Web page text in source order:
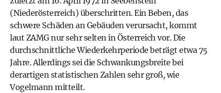
(Niederösterreich) überschritten. Ein Beben, das
schwere Schäden an Gebäuden verursacht, kommt
laut ZAMG nur sehr selten in Österreich vor. Die
durchschnittliche Wiederkehrperiode beträgt etwa 75
Jahre. Allerdings sei die Schwankungsbreite bei
derartigen statistischen Zahlen sehr groß, wie
Vogelmann mitteilt.